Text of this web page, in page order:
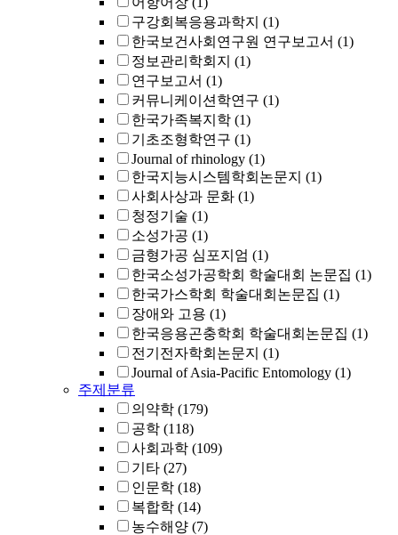
구강회복응용과학지 (1)
한국보건사회연구원 연구보고서 (1)
정보관리학회지 (1)
연구보고서 (1)
커뮤니케이션학연구 (1)
한국가족복지학 (1)
기초조형학연구 (1)
Journal of rhinology (1)
한국지능시스템학회논문지 (1)
사회사상과 문화 (1)
청정기술 (1)
소성가공 (1)
금형가공 심포지엄 (1)
한국소성가공학회 학술대회 논문집 (1)
한국가스학회 학술대회논문집 (1)
장애와 고용 (1)
한국응용곤충학회 학술대회논문집 (1)
전기전자학회논문지 (1)
Journal of Asia-Pacific Entomology (1)
주제분류
의약학 (179)
공학 (118)
사회과학 (109)
기타 (27)
인문학 (18)
복합학 (14)
농수해양 (7)